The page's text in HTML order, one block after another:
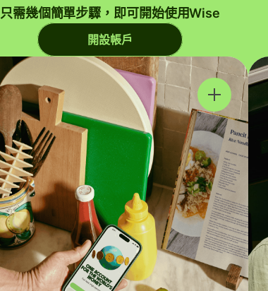
只需幾個簡單步驟，即可開始使用Wise
開設帳戶